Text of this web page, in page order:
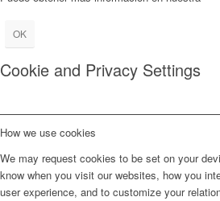
OK
Cookie and Privacy Settings
How we use cookies
We may request cookies to be set on your
know when you visit our websites, how you
user experience, and to customize your